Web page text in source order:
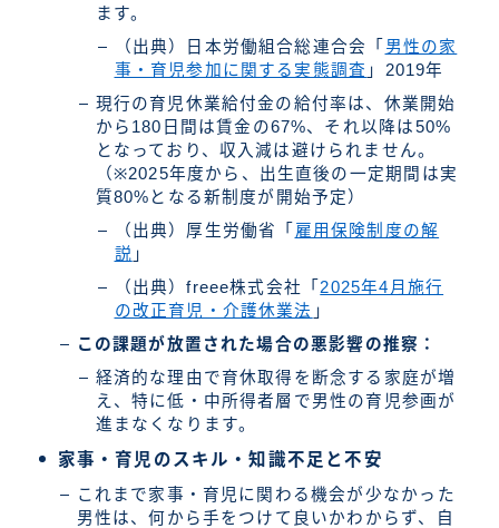
ます。
（出典）日本労働組合総連合会「 男性の家
事・育児参加に関する実態調査 」2019年
現行の育児休業給付金の給付率は、休業開始
から180日間は賃金の67%、それ以降は50%
となっており、収入減は避けられません。
（※2025年度から、出生直後の一定期間は実
質80%となる新制度が開始予定）
（出典）厚生労働省「 雇用保険制度の解
説 」
（出典）freee株式会社「 2025年4月施行
の改正育児・介護休業法 」
この課題が放置された場合の悪影響の推察：
経済的な理由で育休取得を断念する家庭が増
え、特に低・中所得者層で男性の育児参画が
進まなくなります。
家事・育児のスキル・知識不足と不安
これまで家事・育児に関わる機会が少なかった
男性は、何から手をつけて良いかわからず、自